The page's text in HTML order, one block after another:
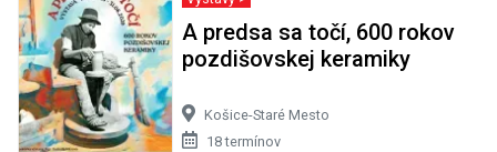
A predsa sa točí, 600 rokov
pozdišovskej keramiky
Košice-Staré Mesto
18 termínov